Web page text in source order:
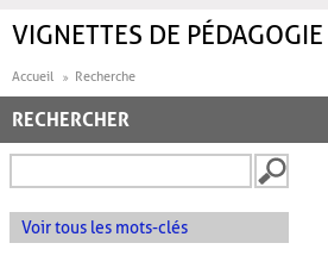
VIGNETTES DE
Accueil Recherche
RECHERCHER
Voir tous les mots-clés